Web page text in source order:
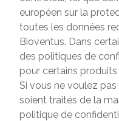
européen sur la
toutes les données
Bioventus. Dans
des politiques de
pour certains produits
Si vous ne voulez
soient traités de la
politique de